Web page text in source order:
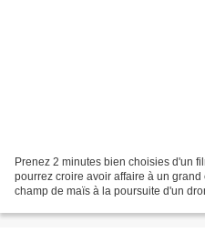
Prenez 2 minutes bien choisies d'un
pourrez croire avoir affaire à un
champ de maïs à la poursuite d'un